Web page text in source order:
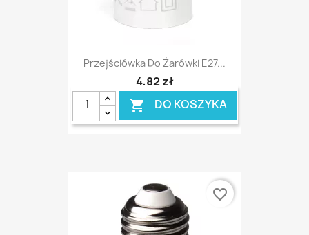
Przejściówka Do Żarówki E27...
4,82 zł
 DO KOSZYKA
favorite_border